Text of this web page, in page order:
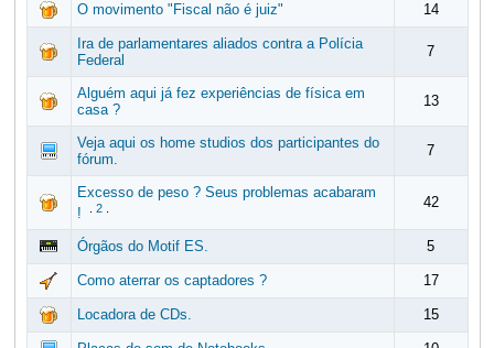
O movimento "Fiscal não é juiz" 14
Ira de parlamentares aliados contra a Polícia
Federal
7
Alguém aqui já fez experiências de física em
casa ?
13
Veja aqui os home studios dos participantes do
fórum.
7
Excesso de peso ? Seus problemas acabaram
!
2. 42
Órgãos do Motif ES. 5
Como aterrar os captadores ? 17
Locadora de CDs. 15